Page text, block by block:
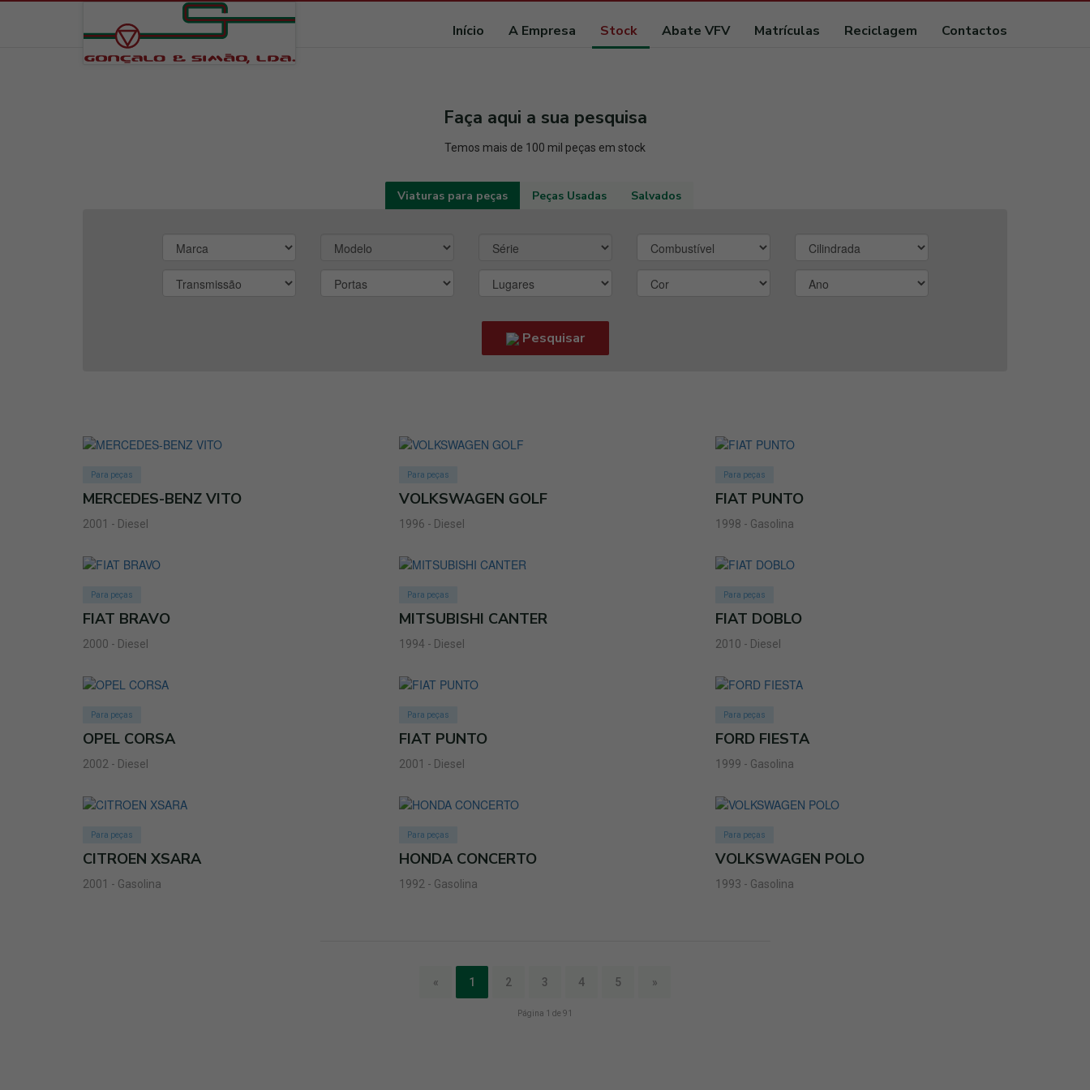
Início A Empresa Stock Abate VFV Matrículas Reciclagem Contactos
Faça aqui a sua pesquisa
Temos mais de 100 mil peças em stock
Viaturas para peças Peças Usadas Salvados
Pesquisar
Para peças
MERCEDES-BENZ VITO
2001 - Diesel
Para peças
VOLKSWAGEN GOLF
1996 - Diesel
Para peças
FIAT PUNTO
1998 - Gasolina
Para peças
FIAT BRAVO
2000 - Diesel
Para peças
MITSUBISHI CANTER
1994 - Diesel
Para peças
FIAT DOBLO
2010 - Diesel
Para peças
OPEL CORSA
2002 - Diesel
Para peças
FIAT PUNTO
2001 - Diesel
Para peças
FORD FIESTA
1999 - Gasolina
Para peças
CITROEN XSARA
2001 - Gasolina
Para peças
HONDA CONCERTO
1992 - Gasolina
Para peças
VOLKSWAGEN POLO
1993 - Gasolina
« 1 2 3 4 5 »
Página 1 de 91